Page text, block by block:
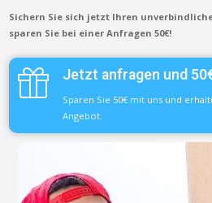
Sichern Sie sich jetzt Ihren
sparen Sie bei einer Anfragen 50€!
Jetzt anfragen und
Sparen Sie 50€ mit uns und
Angebot.